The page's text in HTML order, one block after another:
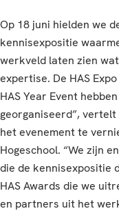
Op 18 juni hielden we
kennisexpositie
werkveld laten zien
expertise. De HAS
HAS Year Event
georganiseerd”,
het evenement te
Hogeschool. “We zijn
die de kennisexpositie
HAS Awards die we
en partners uit het